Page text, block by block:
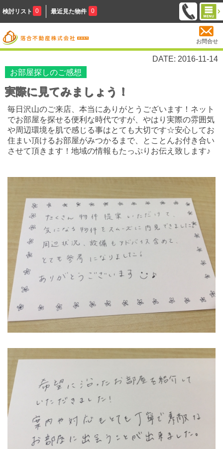
検討リスト 0 最近見た物件 0
お問合せ
DATE: 2016-11-14
お部屋探しのご感想
実際に見てみましょう！
毎日沢山のご来店、本当にありがとうございます！ネット
でお部屋を探せる便利な時代ですが、やはり実際の雰囲気
や周辺環境を肌で感じる事はとても大切です☆安心してお
住まい頂けるお部屋がみつかるまで、とことんお付き合い
させて頂きます！地域の情報もたっぷりお伝え致します♪